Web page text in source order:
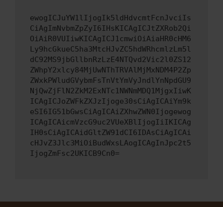
ewogICJuYW1lIjogIk5ldHdvcmtFcnJvciIs
CiAgImNvbmZpZyI6IHsKICAgICJtZXRob2Qi
OiAiR0VUIiwKICAgICJ1cmwiOiAiaHR0cHM6
Ly9hcGkueC5ha3MtcHJvZC5hdWRhcmlzLm5l
dC92MS9jbGllbnRzLzE4NTQvd2Vic2l0ZS12
ZWhpY2xlcy84MjUwNThTRVAlMjMxNDM4P2Zp
ZWxkPWludGVybmFsTnVtYmVyJndlYnNpdGU9
NjQwZjFlN2ZkM2ExNTc1NWNmMDQ1MjgxIiwK
ICAgICJoZWFkZXJzIjoge30sCiAgICAiYm9k
eSI6IG51bGwsCiAgICAiZXhwZWN0Ijogewog
ICAgICAicmVzcG9uc2VUeXBlIjogIiIKICAg
IH0sCiAgICAidGltZW91dCI6IDAsCiAgICAi
cHJvZ3Jlc3MiOiBudWxsLAogICAgInJpc2t5
IjogZmFsc2UKICB9Cn0=